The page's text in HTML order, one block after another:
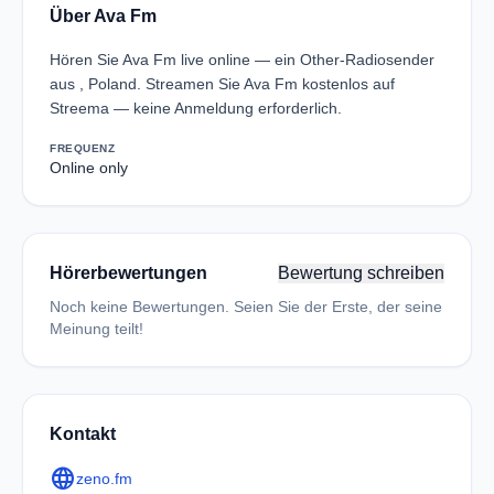
Über Ava Fm
Hören Sie Ava Fm live online — ein Other-Radiosender
aus , Poland. Streamen Sie Ava Fm kostenlos auf
Streema — keine Anmeldung erforderlich.
FREQUENZ
Online only
Hörerbewertungen Bewertung schreiben
Noch keine Bewertungen. Seien Sie der Erste, der seine
Meinung teilt!
Kontakt
languagezeno.fm